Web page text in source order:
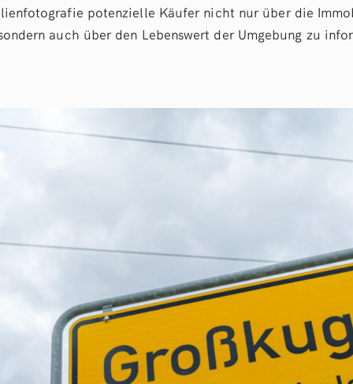
potenzielle Käufer nicht nur über die
auch über den Lebenswert der Umgebung zu